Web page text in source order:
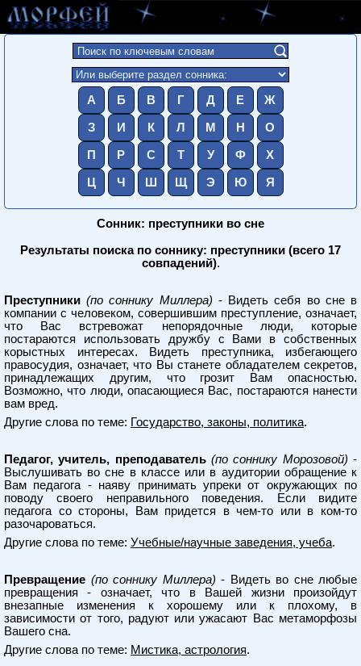
А Б В Г Д Е Ж
З И К Л М Н О
П Р С Т У Ф Х
Ц Ч Ш Щ Э Ю Я
Сонник: преступники во сне
Результаты поиска по соннику: преступники (всего 17
совпадений).
Преступники (по соннику Миллера) - Видеть себя во сне в
компании с человеком, совершившим преступление, означает,
что Вас встревожат непорядочные люди, которые
постараются использовать дружбу с Вами в собственных
корыстных интересах. Видеть преступника, избегающего
правосудия, означает, что Вы станете обладателем секретов,
принадлежащих другим, что грозит Вам опасностью.
Возможно, что люди, опасающиеся Вас, постараются нанести
вам вред.
Другие слова по теме: Государство, законы, политика.
Педагог, учитель, преподаватель (по соннику Морозовой) -
Выслушивать во сне в классе или в аудитории обращение к
Вам педагога - наяву принимать упреки от окружающих по
поводу своего неправильного поведения. Если видите
педагога со стороны, Вам придется в чем-то или в ком-то
разочароваться.
Другие слова по теме: Учебные/научные заведения, учеба.
Превращение (по соннику Миллера) - Видеть во сне любые
превращения - означает, что в Вашей жизни произойдут
внезапные изменения к хорошему или к плохому, в
зависимости от того, радуют или ужасают Вас метаморфозы
Вашего сна.
Другие слова по теме: Мистика, астрология.